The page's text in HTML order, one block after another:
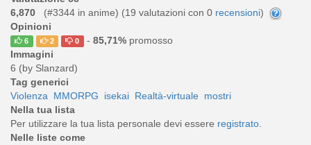
6,870
(#3344 in anime) (19 valutazioni con 0 recensioni)
Opinioni
6 2 0 - 85,71%promosso
Immagini
6 (by Slanzard)
Tag generici
Violenza MMORPG isekai Realtà-virtuale mostri
Nella tua lista
Per utilizzare la tua lista personale devi essere registrato.
Nelle liste come